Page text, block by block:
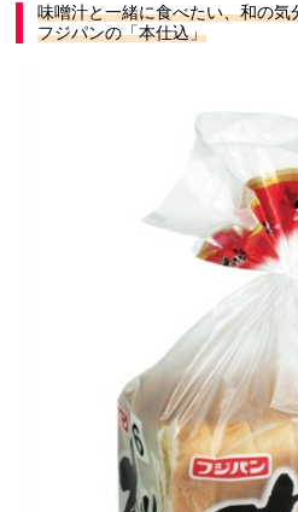
味噌汁と一緒に食べたい、和の気
フジパンの「本仕込」